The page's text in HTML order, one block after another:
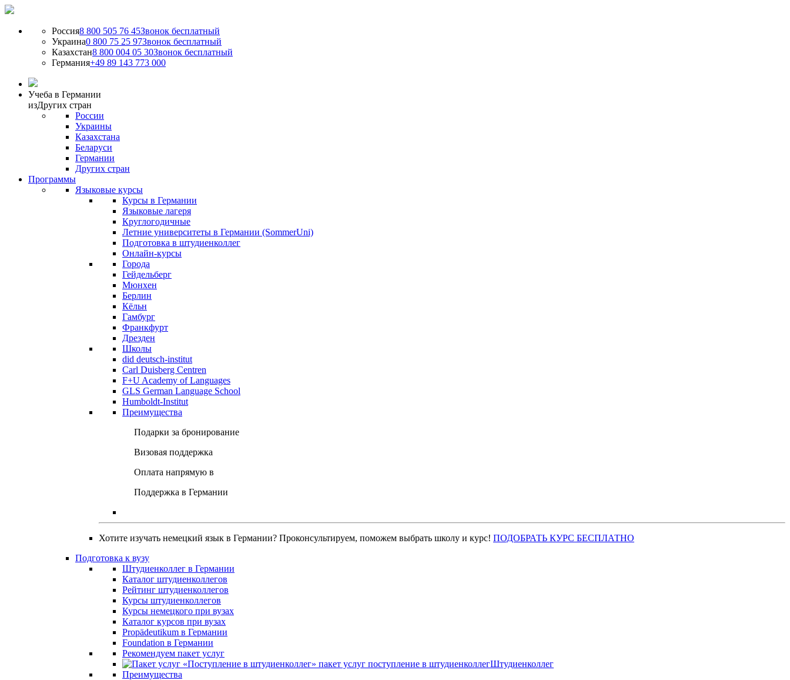
Россия8 800 505 76 45Звонок бесплатный
Украина0 800 75 25 97Звонок бесплатный
Казахстан8 800 004 05 30Звонок бесплатный
Германия+49 89 143 773 000
Учеба в Германии
изДругих стран
России
Украины
Казахстана
Беларуси
Германии
Других стран
Программы
Языковые курсы
Курсы в Германии
Языковые лагеря
Круглогодичные
Летние университеты в Германии (SommerUni)
Подготовка в штудиенколлег
Онлайн-курсы
Города
Гейдельберг
Мюнхен
Берлин
Кёльн
Гамбург
Франкфурт
Дрезден
Школы
did deutsch-institut
Carl Duisberg Centren
F+U Academy of Languages
GLS German Language School
Humboldt-Institut
Преимущества
Подарки за бронирование
Визовая поддержка
Оплата напрямую в
Поддержка в Германии
Хотите изучать немецкий язык в Германии? Проконсультируем, поможем выбрать школу и курс! ПОДОБРАТЬ КУРС БЕСПЛАТНО
Подготовка к вузу
Штудиенколлег в Германии
Каталог штудиенколлегов
Рейтинг штудиенколлегов
Курсы штудиенколлегов
Курсы немецкого при вузах
Каталог курсов при вузах
Propädeutikum в Германии
Foundation в Германии
Рекомендуем пакет услуг
Штудиенколлег
Преимущества